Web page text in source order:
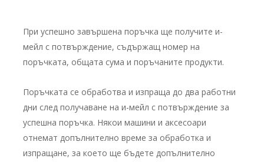
При успешно завършена поръчка ще получите и-
мейл с потвърждение, съдържащ номер на
поръчката, общата сума и поръчаните продукти.
Поръчката се обработва и изпраща до два работни
дни след получаване на и-мейл с потвърждение за
успешна поръчка. Някои машини и аксесоари
отнемат допълнително време за обработка и
изпращане, за което ще бъдете допълнително